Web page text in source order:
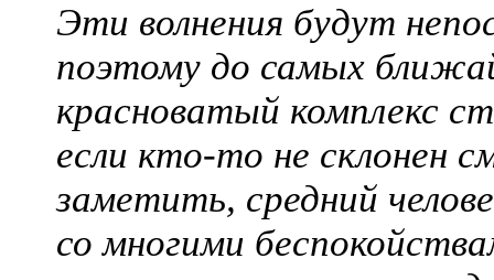
Эти волнения будут
поэтому до самых
красноватый комплекс
если кто-то не склонен
заметить, средний
со многими